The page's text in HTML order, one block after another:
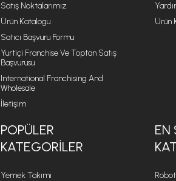
Satış Noktalarımız
Ürün Katalogu
Satıcı Başvuru Formu
Yurtiçi Franchise Ve Toptan Satış
Başvurusu
International Franchising And
Wholesale
İletişim
Ürün
POPÜLER
KATEGORILER
Yemek Takımı
EN